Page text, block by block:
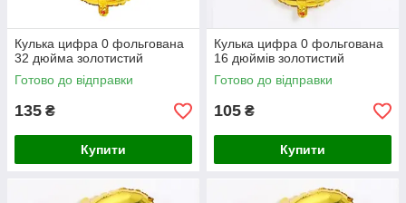
Кулька цифра 0 фольгована
32 дюйма золотистий
Готово до відправки
135 ₴
Купити
Кулька цифра 0 фольгована
16 дюймів золотистий
Готово до відправки
105 ₴
Купити